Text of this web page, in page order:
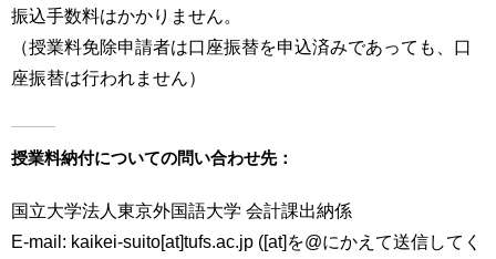
振込手数料はかかりません。
（授業料免除申請者は口座振替を申込済みであっても、口
座振替は行われません）
授業料納付についての問い合わせ先：
国立大学法人東京外国語大学 会計課出納係
E-mail: kaikei-suito[at]tufs.ac.jp ([at]を@にかえて送信してく